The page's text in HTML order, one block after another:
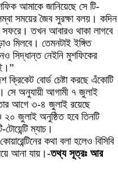
আমাকে জানিয়েছে সে টি-
সময়ের জৈব সুরক্ষা বলয়। কদিন
সফরে। তখন আবারও থাকা লাগবে
মিলবে। তেমনটাই ইঙ্গিত
সিদ্ধান্ত নেইনি মুশফিকের
ক্রিকেট বোর্ড চেষ্টা করছে এঁকোটি
সে অনুযায়ী আগামী ৭ জুলাই
আগে ৩-৪ জুলাই রয়েছে
জুলাই অনুষ্ঠিত হবে তিনটি
ম্যাচ।
কথা বলা হলেও বিসিবি
আনা যায়।-তথ্য সূত্রঃ আর